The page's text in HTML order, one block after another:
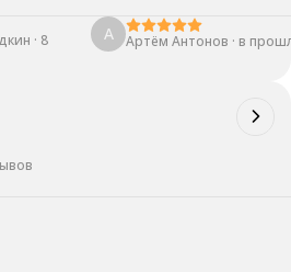
· 8
А Артём Антонов · в